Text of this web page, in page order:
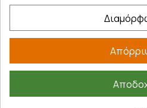
Τρόποι πληρωμής
Επιστροφές προϊοντων